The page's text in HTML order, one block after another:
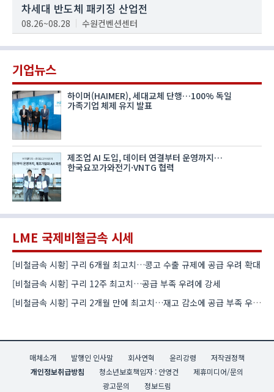
차세대 반도체 패키징 산업전
08.26~08.28 수원컨벤션센터
기업뉴스
하이머(HAIMER), 세대교체 단행…100% 독일
가족기업 체제 유지 발표
제조업 AI 도입, 데이터 연결부터 운영까지…
한국요꼬가와전기·VNTG 협력
LME 국제비철금속 시세
[비철금속 시황] 구리 6개월 최고치…콩고 수출 규제에 공급 우려 확대
[비철금속 시황] 구리 12주 최고치…공급 부족 우려에 강세
[비철금속 시황] 구리 2개월 만에 최고치…재고 감소에 공급 부족 우려 확대
매체소개 발행인 인사말 회사연혁 윤리강령
저작권정책
개인정보취급방침
청소년보호책임자 : 안영건
제휴미디어/문의
광고문의
정보드림